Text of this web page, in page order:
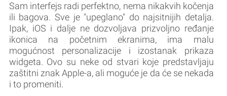
Sam interfejs radi perfektno, nema nikakvih kočenja
ili bagova. Sve je "upeglano" do najsitnijih detalja.
Ipak, iOS i dalje ne dozvoljava prizvoljno ređanje
ikonica na početnim ekranima, ima malu
mogućnost personalizacije i izostanak prikaza
widgeta. Ovo su neke od stvari koje predstavljaju
zaštitni znak Apple-a, ali moguće je da će se nekada
i to promeniti.